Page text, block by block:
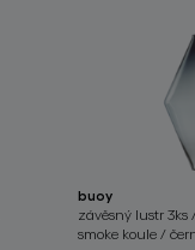
buoy
závěsný lustr 3ks
smoke koule /